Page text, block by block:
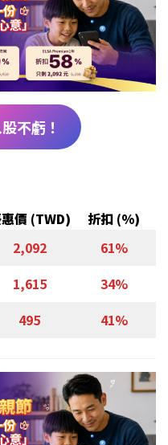
不虧！
價 (TWD)
折扣 (%)
2,092
61%
1,615
34%
495
41%